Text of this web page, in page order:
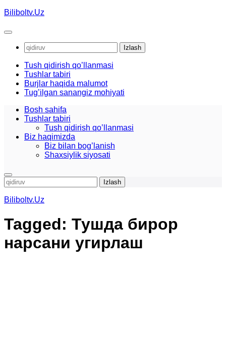
Skip
content
Biliboltv.Uz
Qidirshish:
Tush qidirish qo’llanmasi
Tushlar tabiri
Burjlar haqida malumot
Tug’ilgan sanangiz mohiyati
Bosh sahifa
Tushlar tabiri
Tush qidirish qo’llanmasi
Biz haqimizda
Biz bilan bog’lanish
Shaxsiylik siyosati
Qidirshish:
Biliboltv.Uz
Tagged: Тушда бирор
нарсани угирлаш